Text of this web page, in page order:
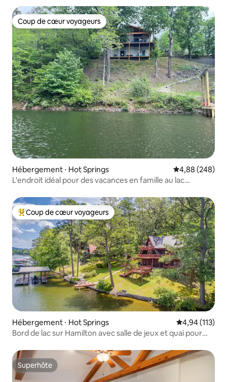
Coup de cœur voyageurs
Coup de cœur voyageurs
Hébergement ⋅ Hot Springs Évaluation
4,88 (248)
L'endroit idéal pour des vacances en famille au lac
Coups de cœur voyageurs les plus appréciés
Coup de cœur voyageurs
Hébergement ⋅ Hot Springs Évaluation
4,94 (113)
Bord de lac sur Hamilton avec salle de jeux et quai pour
Superhôte
Superhôte